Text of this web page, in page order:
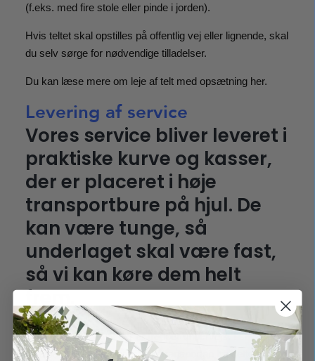
(f.eks. med fire stole eller pinde i jorden).
Hvis teltet skal opstilles på offentlig vej eller lignende, skal
du selv sørge for nødvendige tilladelser.
Du kan læse mere om leje af telt med opsætning her.
Levering af service
Vores service bliver leveret i
praktiske kurve og kasser,
der er placeret i høje
transportbure på hjul. De
kan være tunge, så
underlaget skal være fast,
så vi kan køre dem helt
frem.
Vi leverer ikke, hvis der er trapper undervejs. I sådanne
tilfælde overtager lejeren selv transporten fra dette punkt.